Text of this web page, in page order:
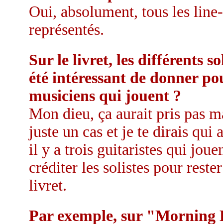
Oui, absolument, tous les
représentés.
Sur le livret, les différents
été intéressant de donner
musiciens qui jouent ?
Mon dieu, ça aurait pris pas
juste un cas et je te dirais qui
il y a trois guitaristes qui
créditer les solistes pour
livret.
Par exemple, sur "Morning